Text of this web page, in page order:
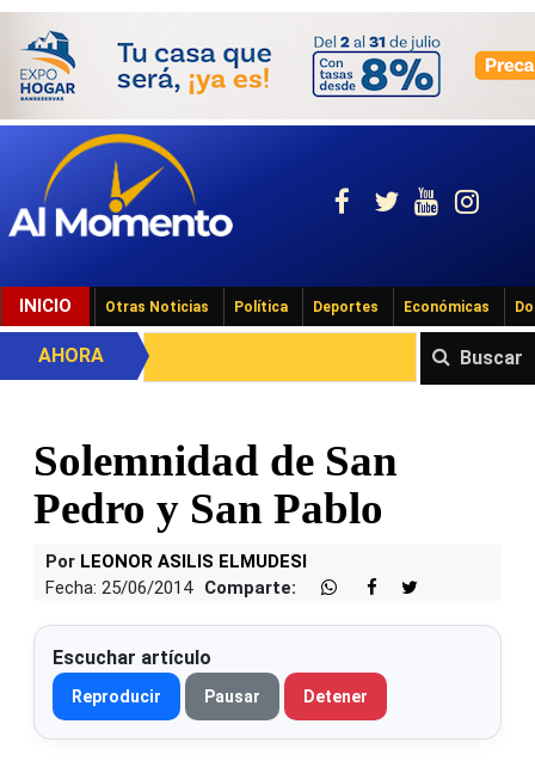
INICIO Otras Noticias Política Deportes Económicas
Buscar
AHORA
Solemnidad de San
Pedro y San Pablo
Por LEONOR ASILIS ELMUDESI
Fecha: 25/06/2014
Comparte:
Escuchar artículo
Reproducir Pausar Detener